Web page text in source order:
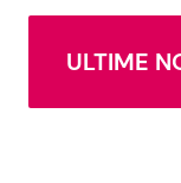
ULTIME